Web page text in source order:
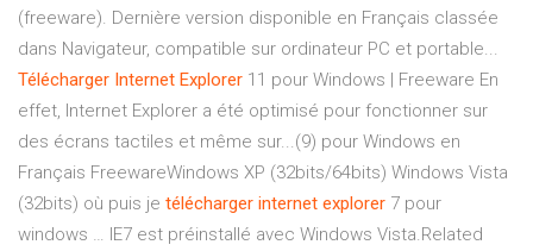
(freeware). Dernière version disponible en Français classée
dans Navigateur, compatible sur ordinateur PC et portable...
Télécharger Internet Explorer 11 pour Windows | Freeware En
effet, Internet Explorer a été optimisé pour fonctionner sur
des écrans tactiles et même sur...(9) pour Windows en
Français FreewareWindows XP (32bits/64bits) Windows Vista
(32bits) où puis je télécharger internet explorer 7 pour
windows … IE7 est préinstallé avec Windows Vista.Related